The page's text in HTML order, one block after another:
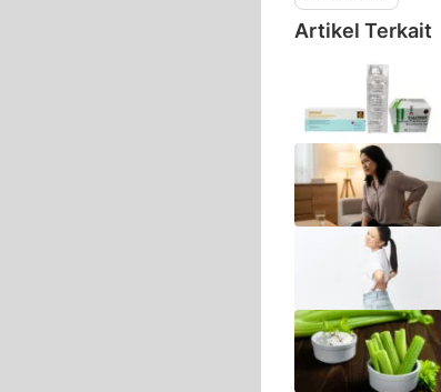
Artikel Terkait